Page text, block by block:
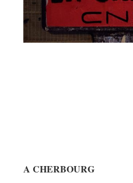
A CHERBOURG